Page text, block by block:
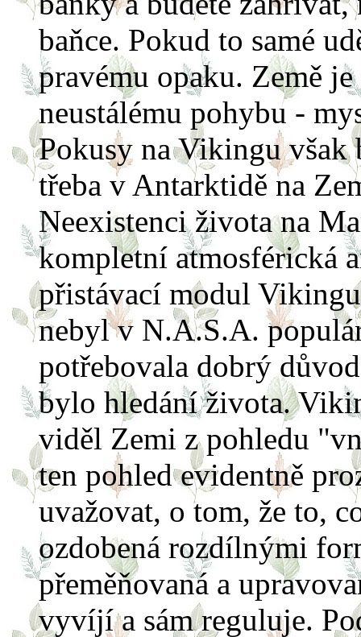
baňce. Pokud to samé
pravému opaku. Země
neustálému pohybu -
Pokusy na Vikingu
třeba v Antarktidě na
Neexistenci života na
kompletní atmosférická
přistávací modul
nebyl v N.A.S.A.
potřebovala dobrý
bylo hledání života.
viděl Zemi z pohledu
ten pohled evidentně
uvažovat, o tom, že to,
ozdobená rozdílnými
přeměňovaná a
vyvíjí a sám reguluje.